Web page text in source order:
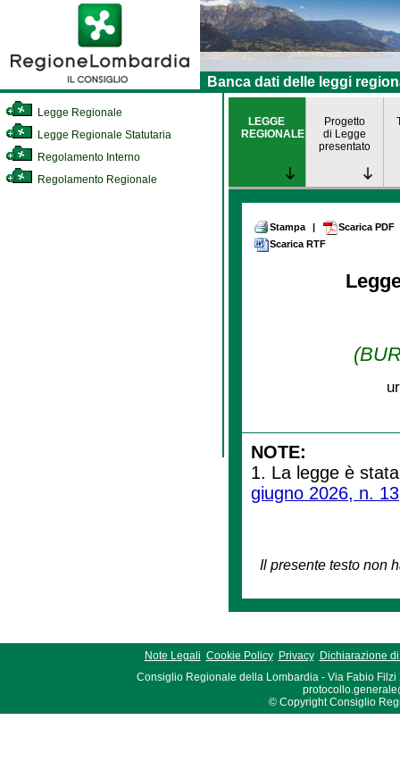
Banca dati delle leggi
Legge Regionale
Legge Regionale Statutaria
Regolamento Interno
Regolamento Regionale
LEGGE
REGIONALE
Progetto
di Legge
presentato
Stampa |
Scarica PDF
Scarica RTF
NOTE:
1. La legge è
giugno 2026, n. 13
Il presente testo non
Note Legali Cookie Policy Privacy Dichiarazione
Consiglio Regionale della Lombardia - Via Fabio Filzi
© Copyright Consiglio